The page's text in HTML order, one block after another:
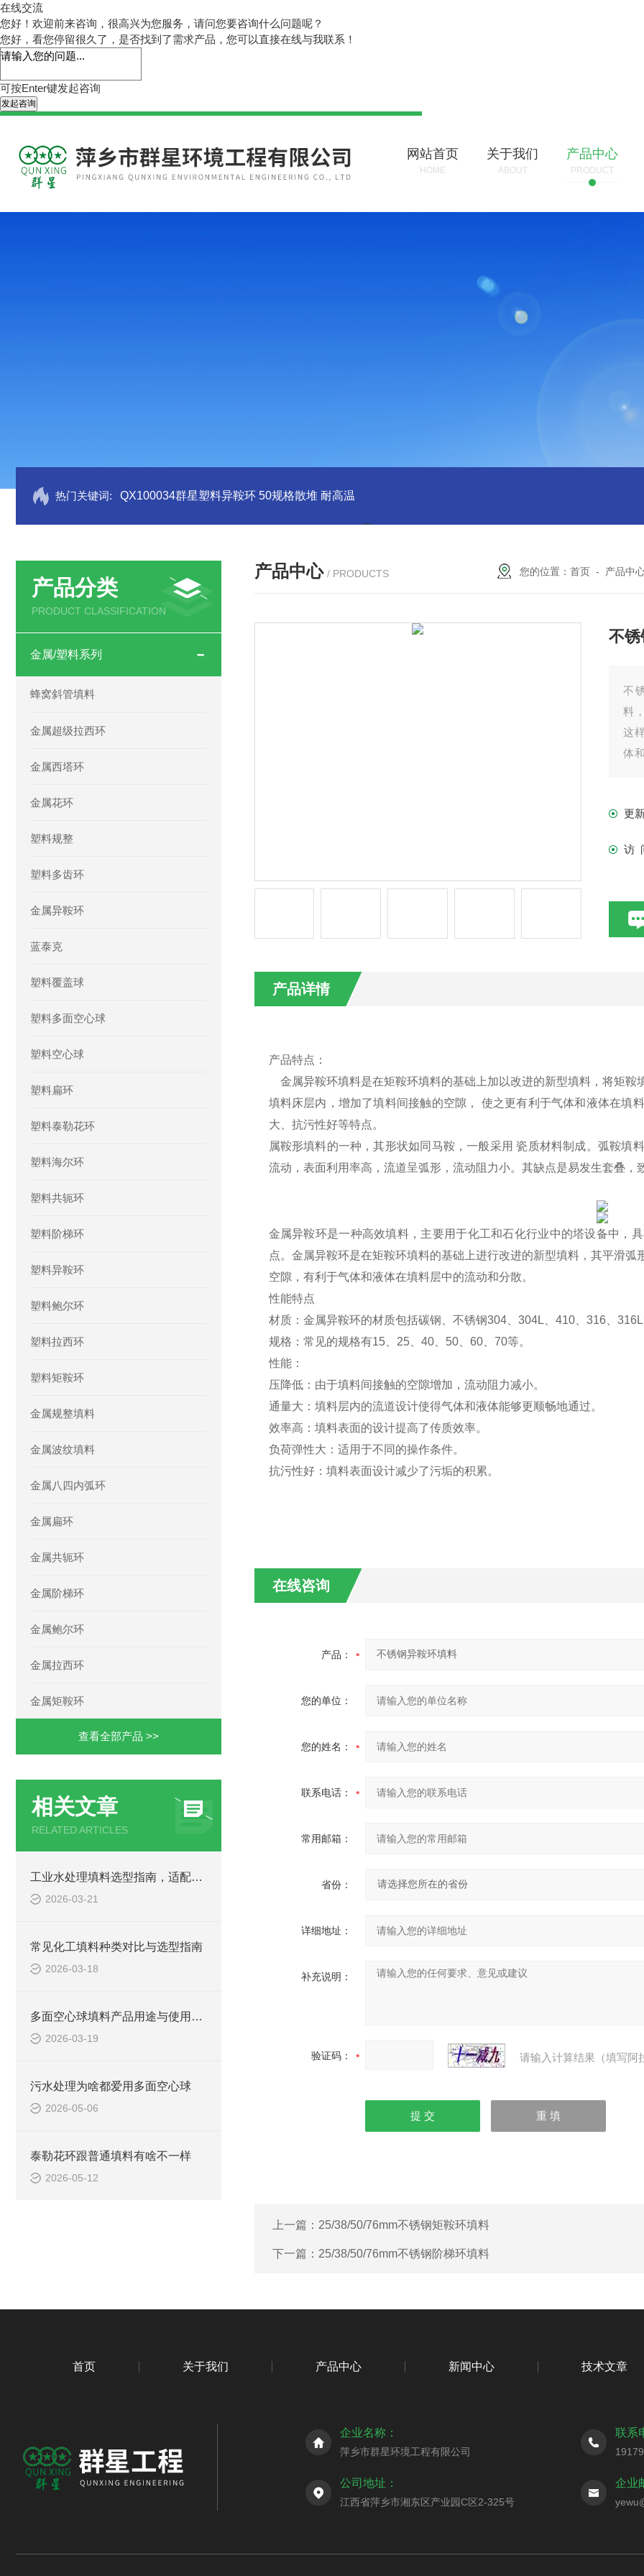
在线交流
您好！欢迎前来咨询，很高兴为您服务，请问您要咨询什么问题呢？
您好，看您停留很久了，是否找到了需求产品，您可以直接在线与我联系！
可按Enter键发起咨询
发起咨询
网站首页
HOME
关于我们
ABOUT
产品中心
PRODUCT
热门关键词: QX100034群星塑料异鞍环 50规格散堆 耐高温
产品分类
PRODUCT CLASSIFICATION
金属/塑料系列
蜂窝斜管填料
金属超级拉西环
金属西塔环
金属花环
塑料规整
塑料多齿环
金属异鞍环
蓝泰克
塑料覆盖球
塑料多面空心球
塑料空心球
塑料扁环
塑料泰勒花环
塑料海尔环
塑料共轭环
塑料阶梯环
塑料异鞍环
塑料鲍尔环
塑料拉西环
塑料矩鞍环
金属规整填料
金属波纹填料
金属八四内弧环
金属扁环
金属共轭环
金属阶梯环
金属鲍尔环
金属拉西环
金属矩鞍环
查看全部产品 >>
相关文章
RELATED ARTICLES
工业水处理填料选型指南，适配场景与性能要求
2026-03-21
常见化工填料种类对比与选型指南
2026-03-18
多面空心球填料产品用途与使用场合
2026-03-19
污水处理为啥都爱用多面空心球
2026-05-06
泰勒花环跟普通填料有啥不一样
2026-05-12
产品中心 / PRODUCTS 您的位置：首页 - 产品中
不
不
料
这
体
更
访
产品详情
产品特点：
金属异鞍环填料是在矩鞍环填料的基础上加以改进的新型填料，将矩
填料床层内，增加了填料间接触的空隙，
使之更有利于气体和液体在填
大、抗污性好等特点。
属鞍形填料的一种，其形状如同马鞍，一般采用 瓷质材料制成。弧鞍填
流动，表面利用率高，流道呈弧形，流动阻力小。其缺点是易发生套叠
金属异鞍环是一种高效填料，主要用于化工和石化行业中的塔设备中，
点。金属异鞍环是在矩鞍环填料的基础上进行改进的新型填料，其平滑
空隙，有利于气体和液体在填料层中的流动和分散。
性能特点
材质：金属异鞍环的材质包括碳钢、不锈钢304、 304L 410、 316 316L
规格 ：常见的规格有15、 25、 40、 50、 60、 70等。
性能：
压降低：由于填料间接触的空隙增加，流动阻力减小。
通量大 ：填料层内的流道设计使得气体和液体能够更顺畅地通过。
效率高 ：填料表面的设计提高了传质效率。
负荷弹性大 ：适用于不同的操作条件。
抗污性好：填料表面设计减少了污垢的积累。
在线咨询
产品：
您的单位：
您的姓名：
联系电话：
常用邮箱：
省份：
详细地址：
补充说明：
验证码： 请输入计算结果（填写阿
上一篇： 25/38/50/76mm不锈钢矩鞍环填料
下一篇： 25/38/50/76mm不锈钢阶梯环填料
首页 关于我们 产品中心 新闻中心 技术文章
企业名称：
萍乡市群星环境工程有限公司
联系
公司地址：
江西省萍乡市湘东区产业园C区2-325号
企业